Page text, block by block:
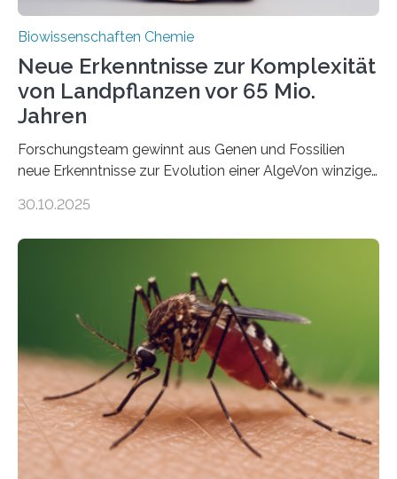
Biowissenschaften Chemie
Neue Erkenntnisse zur Komplexität
von Landpflanzen vor 65 Mio.
Jahren
Forschungsteam gewinnt aus Genen und Fossilien
neue Erkenntnisse zur Evolution einer AlgeVon winzigen
Landpflanzen zählen zu den komplexesten
Grünalgen, die vor Hunderten von Millionen Jahren
lebten. Unter den Vorfahren sticht eine Gruppe heraus,
die noch heute in der Natur vorkommt: die
Süßwasseralge Coleochaetophyceae. Einige Arten
dieser Gruppe bilden aus Zellfäden dichte Geflechte
mit scheibenförmiger Gestalt. Was auffällig ist: Die
nächsten…
30.10.2025